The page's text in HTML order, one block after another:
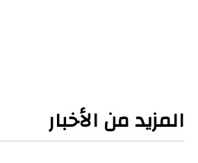
المزيد من الأخبار